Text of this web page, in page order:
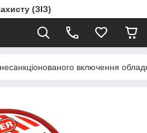
(ЗІЗ)
несанкціонованого включення